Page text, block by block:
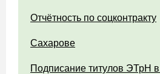
Отчётность по соцконтракту
Сахарове
Подписание титулов ЭТрН в